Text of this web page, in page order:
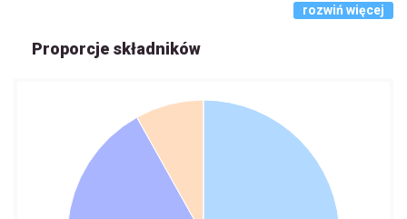
rozwiń więcej
Proporcje składników